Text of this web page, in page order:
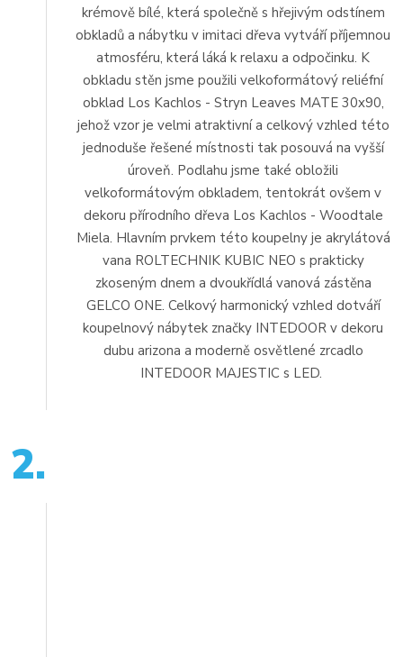
krémově bílé, která společně s hřejivým odstínem
obkladů a nábytku v imitaci dřeva vytváří příjemnou
atmosféru, která láká k relaxu a odpočinku. K
obkladu stěn jsme použili velkoformátový reliéfní
obklad Los Kachlos - Stryn Leaves MATE 30x90,
jehož vzor je velmi atraktivní a celkový vzhled této
jednoduše řešené místnosti tak posouvá na vyšší
úroveň. Podlahu jsme také obložili
velkoformátovým obkladem, tentokrát ovšem v
dekoru přírodního dřeva Los Kachlos - Woodtale
Miela. Hlavním prvkem této koupelny je akrylátová
vana ROLTECHNIK KUBIC NEO s prakticky
zkoseným dnem a dvoukřídlá vanová zástěna
GELCO ONE. Celkový harmonický vzhled dotváří
koupelnový nábytek značky INTEDOOR v dekoru
dubu arizona a moderně osvětlené zrcadlo
INTEDOOR MAJESTIC s LED.
2.